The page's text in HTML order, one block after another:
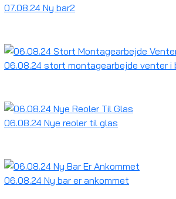
07.08.24 Ny bar2
06.08.24 stort montagearbejde venter i
06.08.24 Nye reoler til glas
06.08.24 Ny bar er ankommet